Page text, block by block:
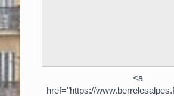
<a
href="https://